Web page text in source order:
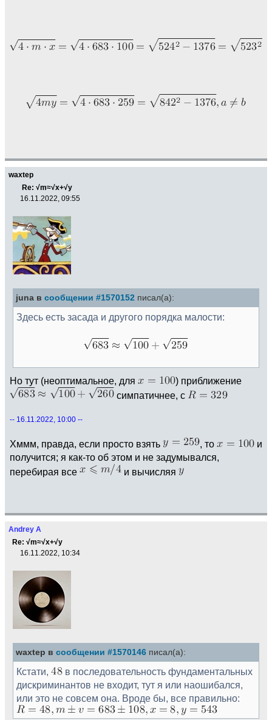
waxtep
Re: √m≈√x+√y
16.11.2022, 09:55
juna в сообщении #1570152 писал(а):
Здесь есть засада и другого порядка малости:
Но тут (неоптимальное, для
) приближение
симпатичнее, с
-- 16.11.2022, 10:00 --
Хммм, правда, если просто взять , то
и
получится; я как-то об этом и не задумывался,
перебирая все
и вычисляя
Andrey A
Re: √m≈√x+√y
16.11.2022, 10:34
waxtep в сообщении #1570146 писал(а):
Кстати,
в последовательность фундаментальных
дискриминантов не входит, тут я или наошибался,
или это не совсем она. Вроде бы, все правильно: